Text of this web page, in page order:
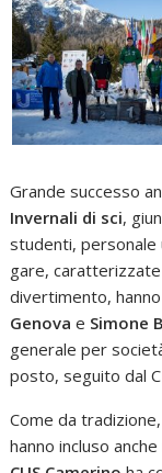
Grande successo
Invernali di sci,
studenti, personale
gare,
divertimento,
Genova e Simone
generale per
posto, seguito dal
Come da
hanno incluso